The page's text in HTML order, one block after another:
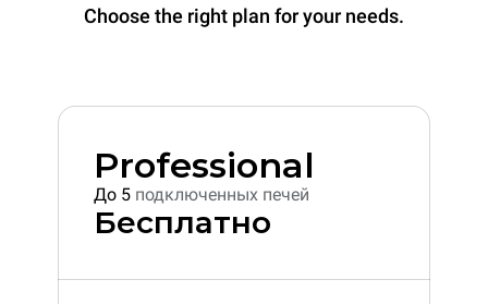
Choose the right plan for your needs.
Professional
До 5 подключенных печей
Бесплатно